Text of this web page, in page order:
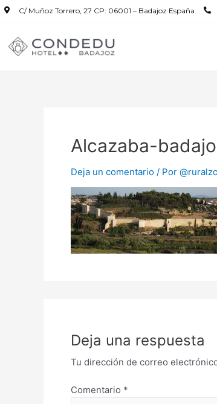
C/ Muñoz Torrero, 27 CP: 06001 – Badajoz España
Alcazaba-
Deja un comentario / Por
Deja una respuesta
Tu dirección de correo
Comentario *